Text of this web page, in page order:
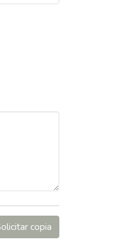
copia